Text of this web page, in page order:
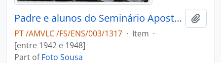
Padre e alunos do Seminário Apostólico São João de Brito
PT /AMVLC /FS/ENS/003/1317 · Item ·
[entre 1942 e 1948]
Part ofFoto Sousa